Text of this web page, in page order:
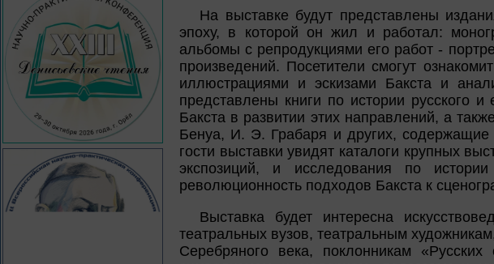
На выставке будут представлены
эпоху, в которой он жил и работал:
альбомы с репродукциями его работ -
произведений. Посетители смогут
иллюстрациями и эскизами Бакста и
представлены книги по истории русского
Бакста в развитии этих направлений, а
Бенуа, И. Э. Грабаря и других, содержащие
гости выставки увидят каталоги крупных
экспозиций, и исследования по истории
революционность подходов Бакста к
Выставка будет интересна
театральных вузов, театральным
Серебряного века, поклонникам